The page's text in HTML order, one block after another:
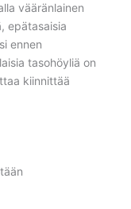
vääränlainen
epätasaisia
ennen
tasohöyliä on
kiinnittää